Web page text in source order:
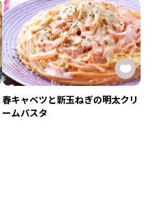
春キャベツと新玉ねぎの明太クリ
ームパスタ